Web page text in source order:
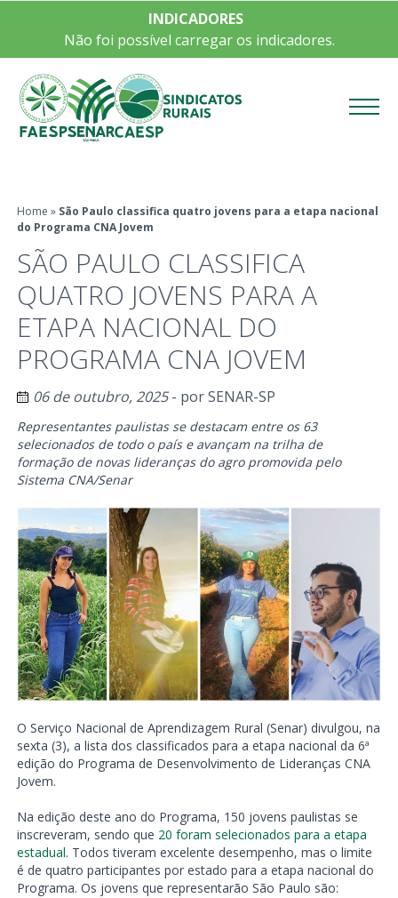
INDICADORES
Não foi possível carregar os indicadores.
Home » São Paulo classifica quatro jovens para a etapa nacional
do Programa CNA Jovem
SÃO PAULO CLASSIFICA
QUATRO JOVENS PARA A
ETAPA NACIONAL DO
PROGRAMA CNA JOVEM
06 de outubro, 2025- porSENAR-SP
Representantes paulistas se destacam entre os 63
selecionados de todo o país e avançam na trilha de
formação de novas lideranças do agro promovida pelo
Sistema CNA/Senar
O Serviço Nacional de Aprendizagem Rural (Senar) divulgou, na
sexta (3), a lista dos classificados para a etapa nacional da 6ª
edição do Programa de Desenvolvimento de Lideranças CNA
Jovem.
Na edição deste ano do Programa, 150 jovens paulistas se
inscreveram, sendo que 20 foram selecionados para a etapa
estadual. Todos tiveram excelente desempenho, mas o limite
é de quatro participantes por estado para a etapa nacional do
Programa. Os jovens que representarão São Paulo são: